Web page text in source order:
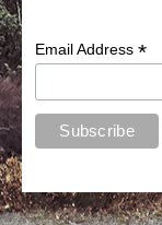
Email Address*